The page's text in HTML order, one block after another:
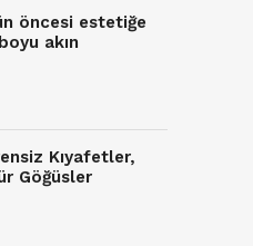
öncesi estetiğe
akın
Kıyafetler,
Göğüsler